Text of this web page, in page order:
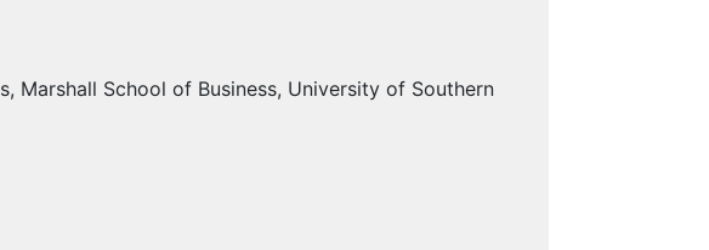
Marshall School of Business, University of Southern